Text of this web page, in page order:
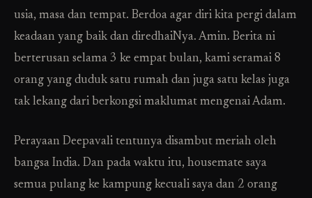
usia, masa dan tempat. Berdoa agar diri kita pergi dalam
keadaan yang baik dan diredhaiNya. Amin. Berita ni
berterusan selama 3 ke empat bulan, kami seramai 8
orang yang duduk satu rumah dan juga satu kelas juga
tak lekang dari berkongsi maklumat mengenai Adam.
Perayaan Deepavali tentunya disambut meriah oleh
bangsa India. Dan pada waktu itu, housemate saya
semua pulang ke kampung kecuali saya dan 2 orang